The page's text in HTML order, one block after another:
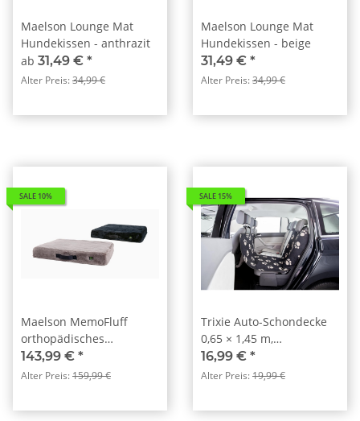
Maelson Lounge Mat
Hundekissen - anthrazit
ab 31,49 € *
Alter Preis:34,99 €
Maelson Lounge Mat
Hundekissen - beige
31,49 € *
Alter Preis:34,99 €
SALE 10%
Maelson MemoFluff
orthopädisches
Hundebett
143,99 € *
Alter Preis:159,99 €
SALE 15%
Trixie Auto-Schondecke
0,65 × 1,45 m,
schwarz/beige
16,99 € *
Alter Preis:19,99 €